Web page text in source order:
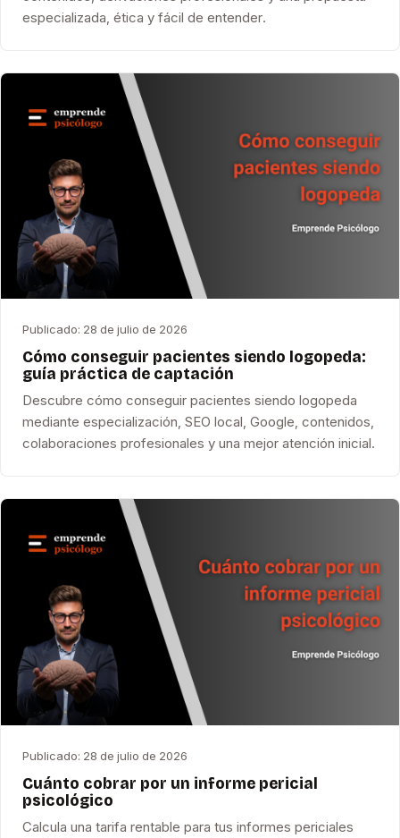
especializada, ética y fácil de entender.
Publicado: 28 de julio de 2026
Cómo conseguir pacientes siendo logopeda:
guía práctica de captación
Descubre cómo conseguir pacientes siendo logopeda
mediante especialización, SEO local, Google, contenidos,
colaboraciones profesionales y una mejor atención inicial.
Publicado: 28 de julio de 2026
Cuánto cobrar por un informe pericial
psicológico
Calcula una tarifa rentable para tus informes periciales